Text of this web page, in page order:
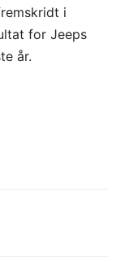
i
for Jeeps
år.